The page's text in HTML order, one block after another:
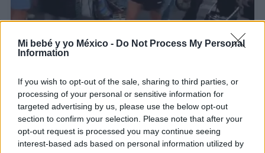
Mi bebé y yo México - Do Not Process My Personal
Information
If you wish to opt-out of the sale, sharing to third parties, or
processing of your personal or sensitive information for
targeted advertising by us, please use the below opt-out
section to confirm your selection. Please note that after your
opt-out request is processed you may continue seeing
interest-based ads based on personal information utilized by
Viral | ¿De verdad esta fan dejó sola la carriola de
LEER
"Me fui de fiesta con miedo y culpa": Influencer
reflexiona sobre volver a ser una misma después
de ser madre